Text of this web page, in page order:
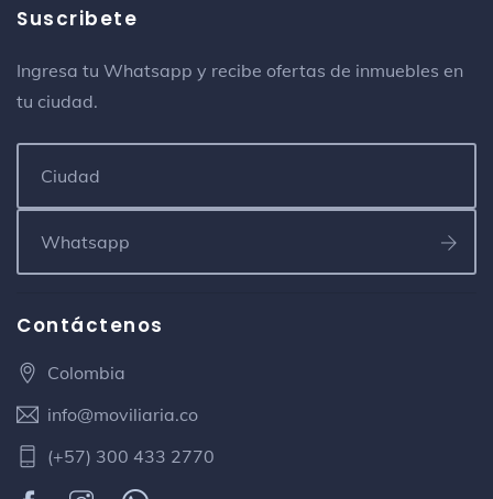
Suscribete
Ingresa tu Whatsapp y recibe ofertas de inmuebles en
tu ciudad.
Contáctenos
Colombia
info@moviliaria.co
(+57) 300 433 2770